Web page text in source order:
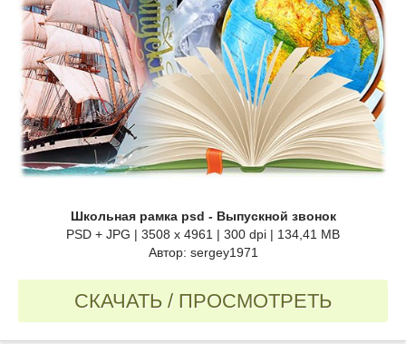
Школьная рамка psd - Выпускной звонок
PSD + JPG | 3508 x 4961 | 300 dpi | 134,41 MB
Автор: sergey1971
СКАЧАТЬ / ПРОСМОТРЕТЬ